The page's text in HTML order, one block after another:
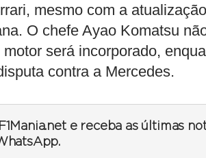
mesmo com a
O chefe Ayao Komatsu
será incorporado,
contra a Mercedes.
e receba as últimas